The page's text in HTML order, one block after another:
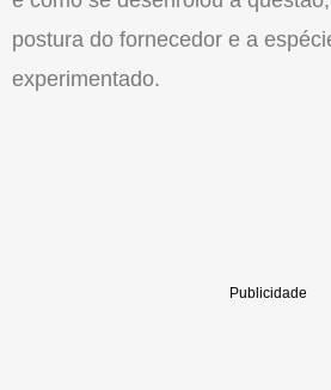
postura do fornecedor e a
experimentado.